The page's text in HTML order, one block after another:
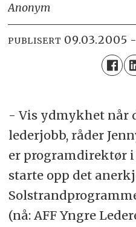
Anonym
PUBLISERT 09.03.2005
- Vis ydmykhet når
lederjobb, råder
er programdirektør i
starte opp det
(nå: AFF Yngre